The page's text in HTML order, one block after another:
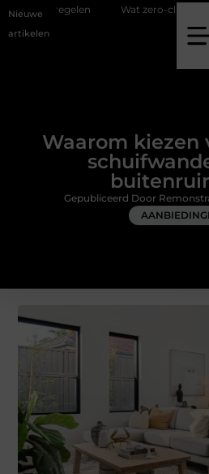
Nieuwe
artikelen
Wat zero-click search betekent voor
Waarom kiezen
Gepubliceerd Door